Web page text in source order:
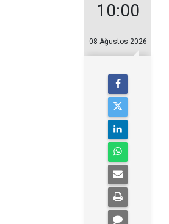
10:00
08 Ağustos 2026